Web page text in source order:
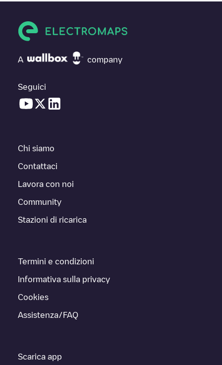
A company
Seguici
Chi siamo
Contattaci
Lavora con noi
Community
Stazioni di ricarica
Termini e condizioni
Informativa sulla privacy
Cookies
Assistenza/FAQ
Scarica app